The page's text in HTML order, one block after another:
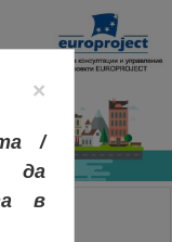
×
/
да
в